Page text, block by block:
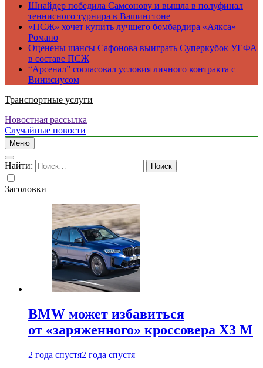
Шнайдер победила Самсонову и вышла в полуфинал
теннисного турнира в Вашингтоне
«ПСЖ» хочет купить лучшего бомбардира «Аякса» —
Романо
Оценены шансы Сафонова выиграть Суперкубок УЕФА
в составе ПСЖ
“Арсенал” согласовал условия личного контракта с
Винисиусом
Транспортные услуги
Новостная рассылка
Случайные новости
Меню
Найти:
Заголовки
BMW может избавиться
от «заряженного» кроссовера X3 M
2 года спустя2 года спустя